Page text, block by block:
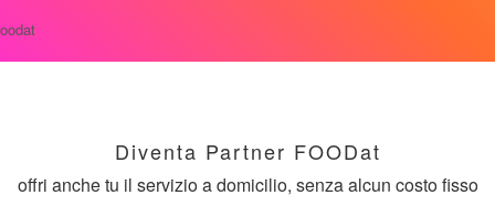
Diventa Partner FOODat
offri anche tu il servizio a domicilio, senza alcun costo fisso